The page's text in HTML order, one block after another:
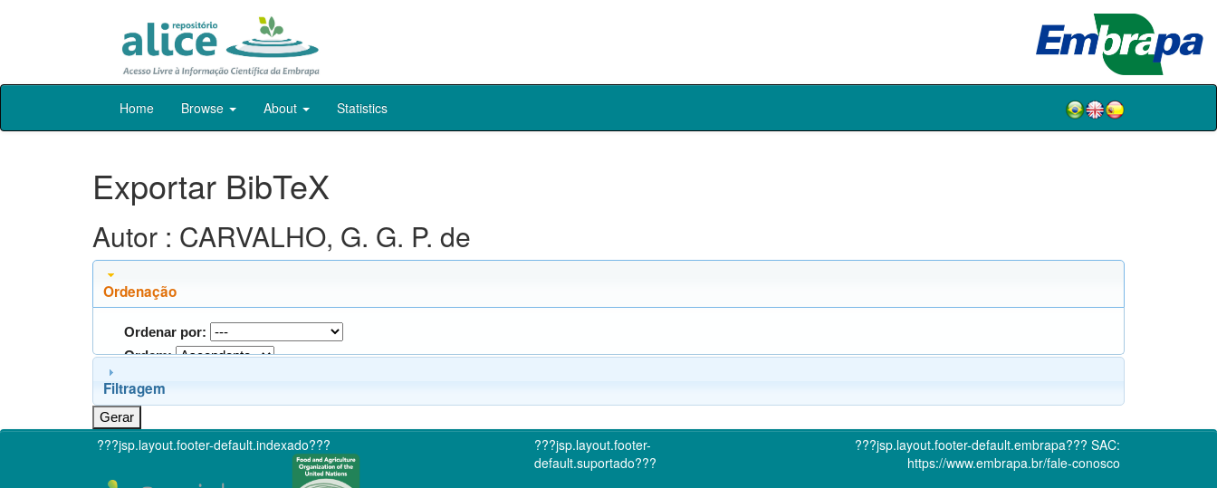
Skip
Home Browse About Statistics
Exportar BibTeX
Autor : CARVALHO, G. G. P. de
Ordenação
Ordenar por:
Ordem:
Filtragem
???jsp.layout.footer-default.indexado???
???jsp.layout.footer-
default.suportado???
???jsp.layout.footer-default.embrapa??? SAC:
https://www.embrapa.br/fale-conosco